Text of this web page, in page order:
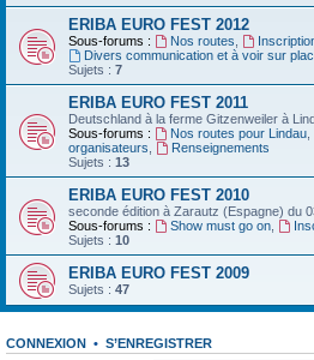
ERIBA EURO FEST 2012
Sous-forums : Nos routes
Divers communication et à voir sur
Sujets : 7
ERIBA EURO FEST 2011
Deutschland‏ à la ferme Gitzenweiler à
Sous-forums :
Nos routes pour Lindau,
organisateurs
Renseignements
Sujets : 13
ERIBA EURO FEST 2010
seconde édition à Zarautz (Espagne) du
Sous-forums :
Show must go on,
Sujets : 10
ERIBA EURO FEST 2009
Sujets : 47
CONNEXION • S’ENREGISTRER